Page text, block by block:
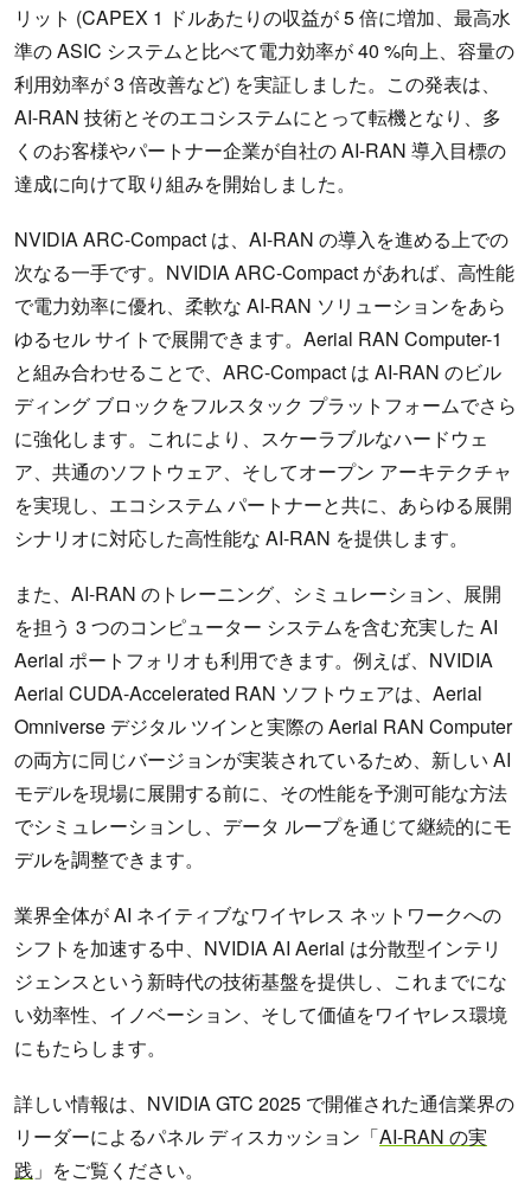
リット (CAPEX 1 ドルあたりの収益が 5 倍に増加、最高水
準の ASIC システムと比べて電力効率が 40 %向上、容量の
利用効率が 3 倍改善など) を実証しました。この発表は、
AI-RAN 技術とそのエコシステムにとって転機となり、多
くのお客様やパートナー企業が自社の AI-RAN 導入目標の
達成に向けて取り組みを開始しました。
NVIDIA ARC-Compact は、AI-RAN の導入を進める上での
次なる一手です。NVIDIA ARC-Compact があれば、高性能
で電力効率に優れ、柔軟な AI-RAN ソリューションをあら
ゆるセル サイトで展開できます。Aerial RAN Computer-1
と組み合わせることで、ARC-Compact は AI-RAN のビル
ディング ブロックをフルスタック プラットフォームでさら
に強化します。これにより、スケーラブルなハードウェ
ア、共通のソフトウェア、そしてオープン アーキテクチャ
を実現し、エコシステム パートナーと共に、あらゆる展開
シナリオに対応した高性能な AI-RAN を提供します。
また、AI-RAN のトレーニング、シミュレーション、展開
を担う 3 つのコンピューター システムを含む充実した AI
Aerial ポートフォリオも利用できます。例えば、NVIDIA
Aerial CUDA-Accelerated RAN ソフトウェアは、Aerial
Omniverse デジタル ツインと実際の Aerial RAN Computer
の両方に同じバージョンが実装されているため、新しい AI
モデルを現場に展開する前に、その性能を予測可能な方法
でシミュレーションし、データ ループを通じて継続的にモ
デルを調整できます。
業界全体が AI ネイティブなワイヤレス ネットワークへの
シフトを加速する中、NVIDIA AI Aerial は分散型インテリ
ジェンスという新時代の技術基盤を提供し、これまでにな
い効率性、イノベーション、そして価値をワイヤレス環境
にもたらします。
詳しい情報は、NVIDIA GTC 2025 で開催された通信業界の
リーダーによるパネル ディスカッション「AI-RAN の実
践 」をご覧ください。